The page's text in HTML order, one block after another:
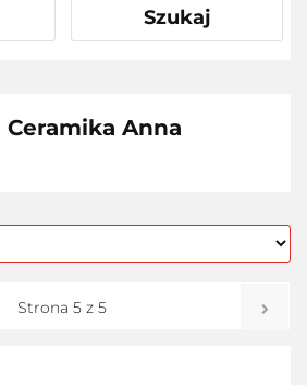
Szukaj
Anna